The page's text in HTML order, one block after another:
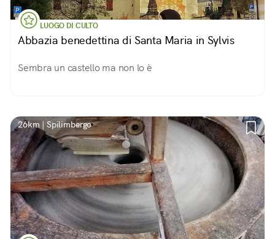
LUOGO DI CULTO
Abbazia benedettina di Santa Maria in Sylvis
Sembra un castello ma non lo è
26km | Spilimbergo